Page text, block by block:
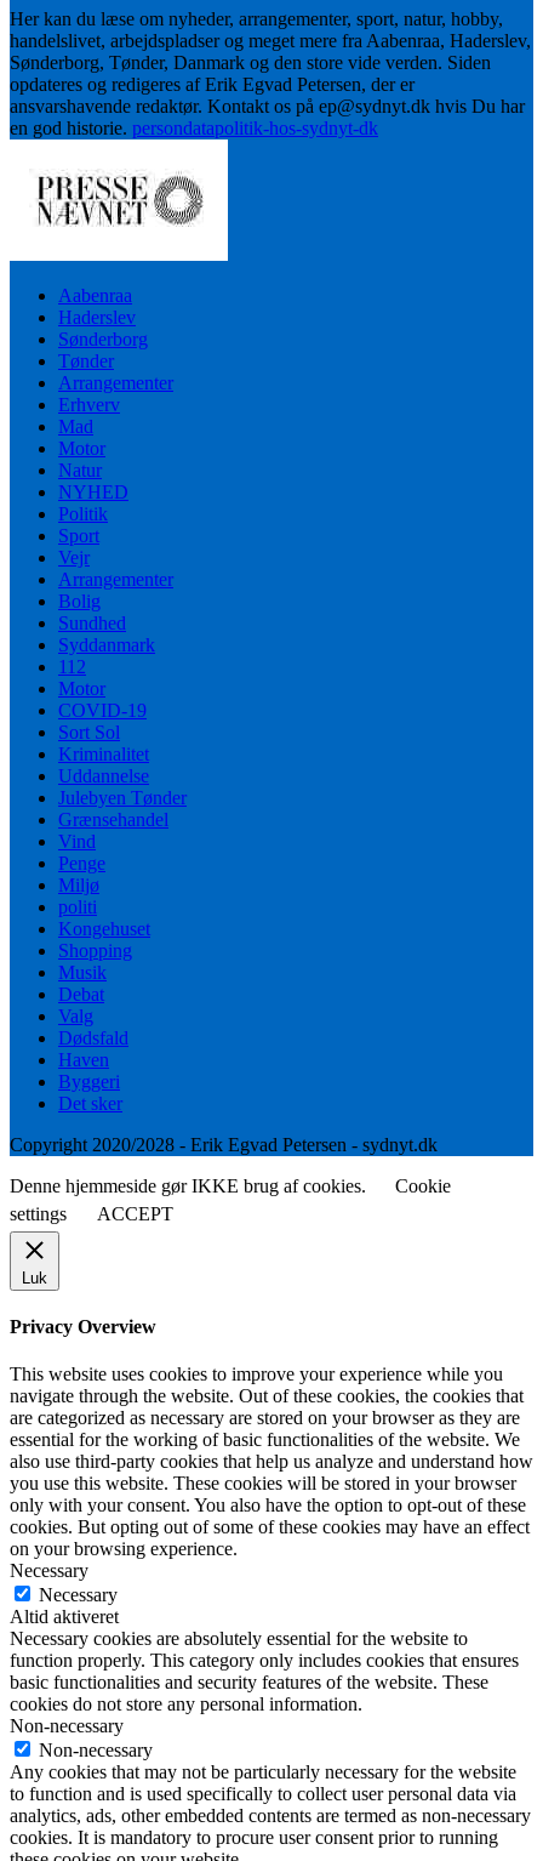
Her kan du læse om nyheder, arrangementer, sport, natur, hobby,
handelslivet, arbejdspladser og meget mere fra Aabenraa, Haderslev,
Sønderborg, Tønder, Danmark og den store vide verden. Siden
opdateres og redigeres af Erik Egvad Petersen, der er
ansvarshavende redaktør. Kontakt os på ep@sydnyt.dk hvis Du har
en god historie. persondatapolitik-hos-sydnyt-dk
Aabenraa
Haderslev
Sønderborg
Tønder
Arrangementer
Erhverv
Mad
Motor
Natur
NYHED
Politik
Sport
Vejr
Arrangementer
Bolig
Sundhed
Syddanmark
112
Motor
COVID-19
Sort Sol
Kriminalitet
Uddannelse
Julebyen Tønder
Grænsehandel
Vind
Penge
Miljø
politi
Kongehuset
Shopping
Musik
Debat
Valg
Dødsfald
Haven
Byggeri
Det sker
Copyright 2020/2028 - Erik Egvad Petersen - sydnyt.dk
Denne hjemmeside gør IKKE brug af cookies.
Cookie
settings
ACCEPT
Luk
Privacy Overview
This website uses cookies to improve your experience while you
navigate through the website. Out of these cookies, the cookies that
are categorized as necessary are stored on your browser as they are
essential for the working of basic functionalities of the website. We
also use third-party cookies that help us analyze and understand how
you use this website. These cookies will be stored in your browser
only with your consent. You also have the option to opt-out of these
cookies. But opting out of some of these cookies may have an effect
on your browsing experience.
Necessary
Necessary
Altid aktiveret
Necessary cookies are absolutely essential for the website to
function properly. This category only includes cookies that ensures
basic functionalities and security features of the website. These
cookies do not store any personal information.
Non-necessary
Non-necessary
Any cookies that may not be particularly necessary for the website
to function and is used specifically to collect user personal data via
analytics, ads, other embedded contents are termed as non-necessary
cookies. It is mandatory to procure user consent prior to running